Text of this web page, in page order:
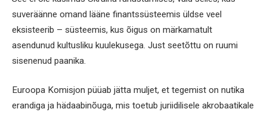
suveräänne omand lääne finantssüsteemis üldse veel
eksisteerib – süsteemis, kus õigus on märkamatult
asendunud kultusliku kuulekusega. Just seetõttu on ruumi
sisenenud paanika.
Euroopa Komisjon püüab jätta muljet, et tegemist on nutika
erandiga ja hädaabinõuga, mis toetub juriidilisele akrobaatikale